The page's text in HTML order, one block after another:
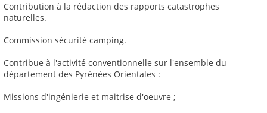
Contribution à la rédaction des rapports catastrophes
naturelles.
Commission sécurité camping.
Contribue à l'activité conventionnelle sur l'ensemble du
département des Pyrénées Orientales :
Missions d'ingénierie et maitrise d'oeuvre ;